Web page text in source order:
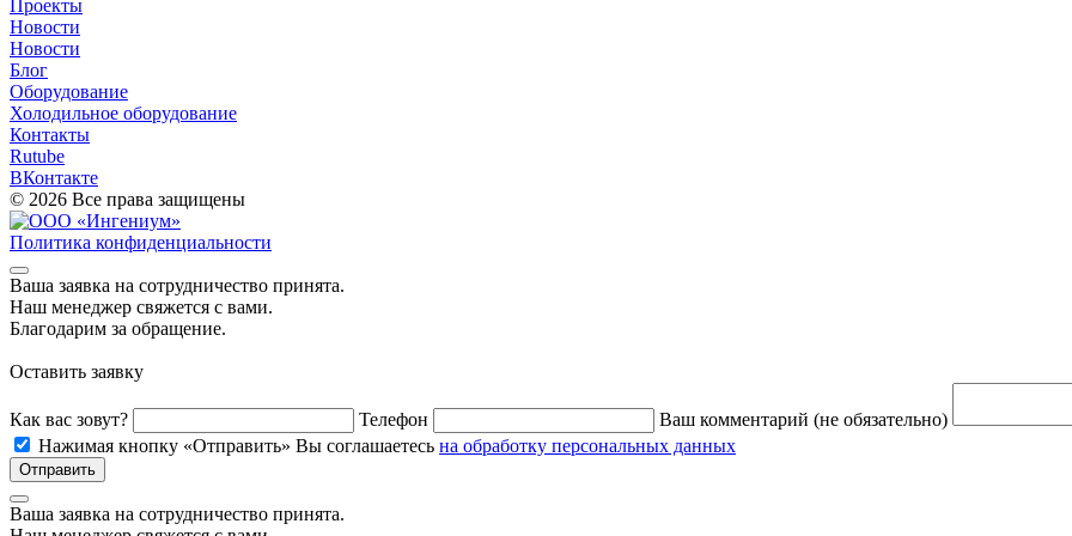
Проекты
Новости
Новости
Блог
Оборудование
Холодильное оборудование
Контакты
Rutube
ВКонтакте
© 2026 Все права защищены
Политика конфиденциальности
Ваша заявка на cотрудничество принята.
Наш менеджер свяжется с вами.
Благодарим за обращение.
Оставить заявку
Как вас зовут? Телефон Ваш комментарий (не обязательно)
Нажимая кнопку «Отправить» Вы соглашаетесь на обработку персональных данных
Отправить
Ваша заявка на cотрудничество принята.